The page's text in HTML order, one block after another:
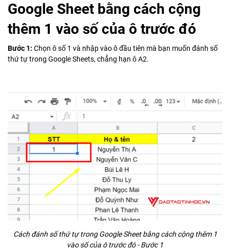
Google Sheet bằng cách cộng
thêm 1 vào số của ô trước đó
Bước 1: Chọn ô số 1 và nhập vào ô đầu tiên mà bạn muốn đánh số
thứ tự trong Google Sheets, chẳng hạn ô A2.
Cách đánh số thứ tự trong Google Sheet bằng cách cộng thêm 1
vào số của ô trước đó - Bước 1